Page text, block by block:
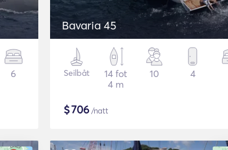
6
Bavaria 45
Seilbåt
14 fot
4 m
10 4
$706/natt